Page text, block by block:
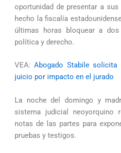
oportunidad de presentar a
hecho la fiscalía
últimas horas bloquear a
política y derecho.
VEA:Abogado Stabile
juicio por impacto en el jurado
La noche del domingo y
sistema judicial neoyorquino
notas de las partes para
pruebas y testigos.